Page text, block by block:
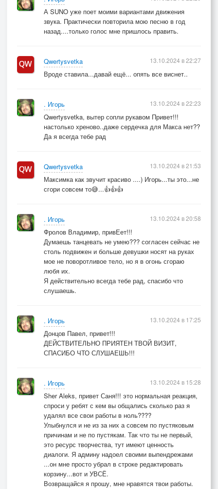
А SUNO уже поет моими вариантами движения
звука. Практически повторила мою песню в год
назад....только голос мне пришлось править.
Qwertysvetka
Вроде ставила...давай ещё... опять все виснет..
13.10.2024 в 22:27
. Игорь
Qwertysvetka, вытер сопли рукавом Привет!!!
настолько хреново..даже сердечка для Макса нет??
Да я всегда тебе рад
13.10.2024 в 22:23
Qwertysvetka
Максимка как звучит красиво ....) Игорь...ты это...не
сгори совсем то😅...👍👍👍
13.10.2024 в 21:53
. Игорь
Фролов Владимир, привЕет!!!
Думаешь танцевать не умею??? согласен сейчас не
столь подвижен и больше девушки носят на руках
мое не поворотливое тело, но я в огонь сгораю
любя их.
Я действительно всегда тебе рад, спасибо что
слушаешь.
13.10.2024 в 20:58
. Игорь
Донцов Павел, привет!!!
ДЕЙСТВИТЕЛЬНО ПРИЯТЕН ТВОЙ ВИЗИТ,
СПАСИБО ЧТО СЛУШАЕШЬ!!!
13.10.2024 в 17:25
. Игорь
Sher Aleks, привет Саня!!! это нормальная реакция,
спроси у ребят с кем вы общались сколько раз я
удалял все свои работы в ноль????
Улыбнулся и не из за них а совсем по пустяковым
причинам и не по пустякам. Так что ты не первый,
это ресурс творчества, тут имеют ценность
диалоги. Я админу надоел своими выпендрежами
...он мне просто убрал в строке редактировать
корзину...вот и УВСЁ.
Возвращайся я прошу, мне нравятся твои работы.
13.10.2024 в 15:28